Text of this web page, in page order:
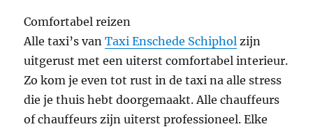
Comfortabel reizen
Alle taxi’s vanTaxi Enschede Schiphol zijn
uitgerust met een uiterst comfortabel interieur.
Zo kom je even tot rust in de taxi na alle stress
die je thuis hebt doorgemaakt. Alle chauffeurs
of chauffeurs zijn uiterst professioneel. Elke